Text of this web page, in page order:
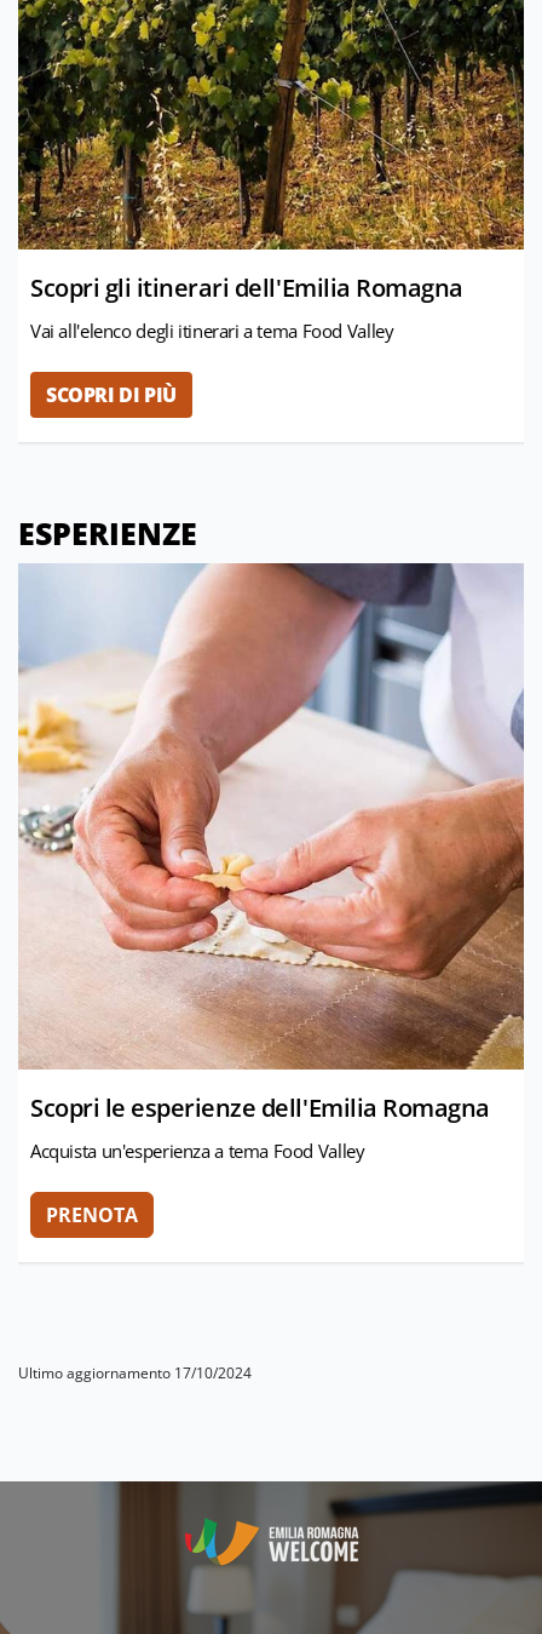
Scopri gli itinerari dell'Emilia Romagna
Vai all'elenco degli itinerari a tema Food Valley
SCOPRI DI PIÙ
ESPERIENZE
Scopri le esperienze dell'Emilia Romagna
Acquista un'esperienza a tema Food Valley
Ultimo aggiornamento 17/10/2024